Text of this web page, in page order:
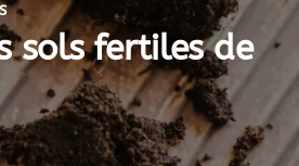
sols fertiles de